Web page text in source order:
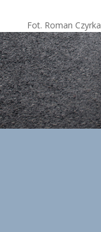
Fot. Roman Czyrka